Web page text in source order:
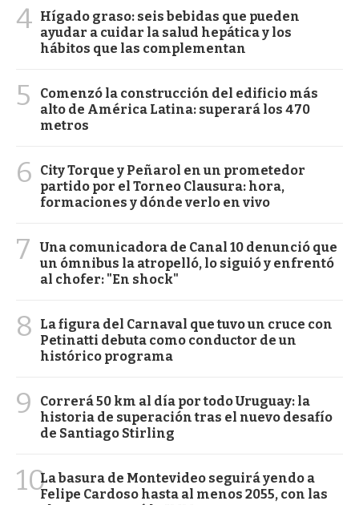
4 Hígado graso: seis bebidas que pueden
ayudar a cuidar la salud hepática y los
hábitos que las complementan
5
Comenzó la construcción del edificio más
alto de América Latina: superará los 470
metros
6
City Torque y Peñarol en un prometedor
partido por el Torneo Clausura: hora,
formaciones y dónde verlo en vivo
7
Una comunicadora de Canal 10 denunció que
un ómnibus la atropelló, lo siguió y enfrentó
al chofer: "En shock"
8
La figura del Carnaval que tuvo un cruce con
Petinatti debuta como conductor de un
histórico programa
9
Correrá 50 km al día por todo Uruguay: la
historia de superación tras el nuevo desafío
de Santiago Stirling
10La basura de Montevideo seguirá yendo a
Felipe Cardoso hasta al menos 2055, con las